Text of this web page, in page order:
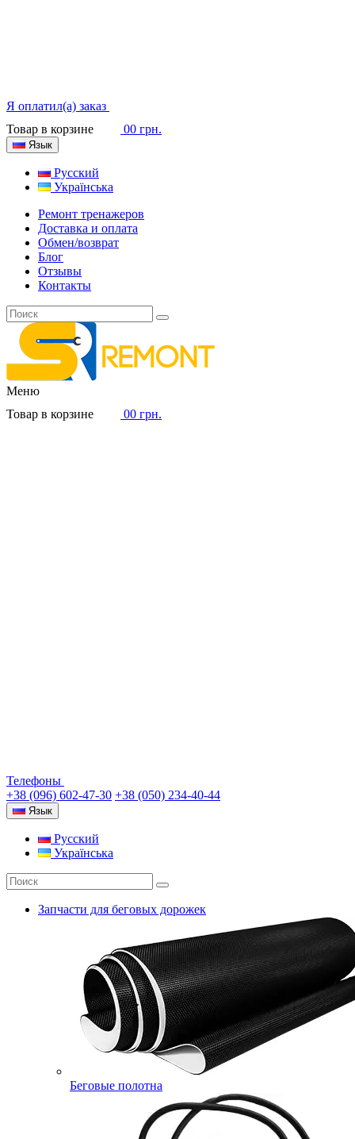
Я оплатил(а) заказ
Товар в корзине
00 грн.
Язык
Русский
Українська
Ремонт тренажеров
Доставка и оплата
Обмен/возврат
Блог
Отзывы
Контакты
Меню
Товар в корзине
00 грн.
Телефоны
+38 (096) 602-47-30 +38 (050) 234-40-44
Язык
Русский
Українська
Запчасти для беговых дорожек
Беговые полотна